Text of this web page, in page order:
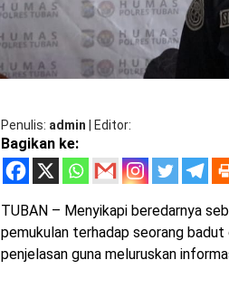
Penulis admin Editor
Bagikan ke:
TUBAN – Menyikapi beredarnya
pemukulan terhadap seorang
penjelasan guna meluruskan